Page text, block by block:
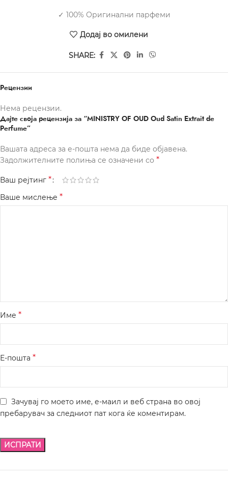
✓ 100% Оригинални парфеми
Додај во омилени
SHARE:
Рецензии
Нема рецензии.
Дајте своја рецензија за “MINISTRY OF OUD Oud Satin Extrait de
Perfume”
Вашата адреса за е-пошта нема да биде објавена.
Задолжителните полиња се означени со *
Ваш рејтинг *
Ваше мислење *
Име *
Е-пошта *
Зачувај го моето име, е-маил и веб страна во овој
пребарувач за следниот пат кога ќе коментирам.